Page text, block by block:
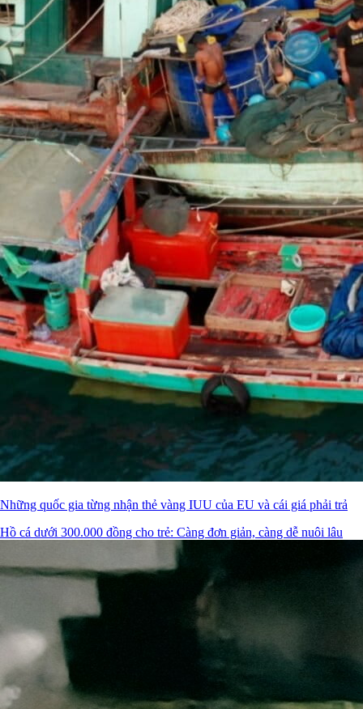
Những quốc gia từng nhận thẻ vàng IUU của EU và cái giá phải trả
Hồ cá dưới 300.000 đồng cho trẻ: Càng đơn giản, càng dễ nuôi lâu